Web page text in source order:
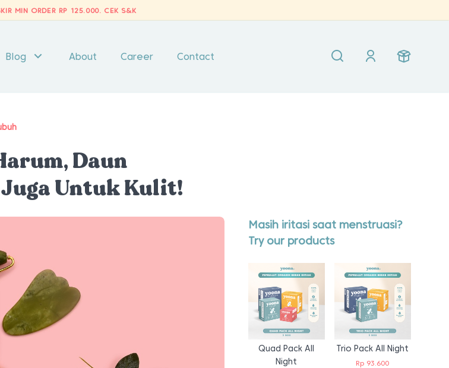
MIN ORDER RP 125.000. CEK S&K
Blog About Career Contact
Daun
Untuk Kulit!
Masih iritasi saat menstruasi?
Try our products
Quad Pack All
Night
Trio Pack All Night
Rp 93.600